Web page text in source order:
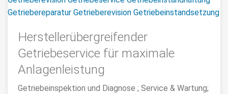
Zuverlässigkeit des Krangetriebes
Herstellerübergreifender
Getriebeservice für maximale
Anlagenleistung
Getriebeinspektion und Diagnose ; Service & Wartung;